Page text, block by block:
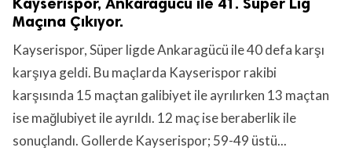
Maçına Çıkıyor.
Kayserispor, Süper ligde Ankaragücü ile 40 defa karşı
karşıya geldi. Bu maçlarda Kayserispor rakibi
karşısında 15 maçtan galibiyet ile ayrılırken 13 maçtan
ise mağlubiyet ile ayrıldı. 12 maç ise beraberlik ile
sonuçlandı. Gollerde Kayserispor; 59-49 üstü...